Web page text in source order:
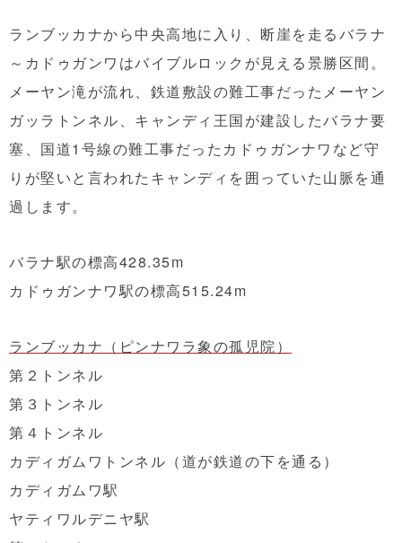
ランブッカナから中央高地に入り、断崖を走るバラナ
～カドゥガンワはバイブルロックが見える景勝区間。
メーヤン滝が流れ、鉄道敷設の難工事だったメーヤン
ガッラトンネル、キャンディ王国が建設したバラナ要
塞、国道1号線の難工事だったカドゥガンナワなど守
りが堅いと言われたキャンディを囲っていた山脈を通
過します。
バラナ駅の標高428.35m
カドゥガンナワ駅の標高515.24m
ランブッカナ（ピンナワラ象の孤児院）
第２トンネル
第３トンネル
第４トンネル
カディガムワトンネル（道が鉄道の下を通る）
カディガムワ駅
ヤティワルデニヤ駅